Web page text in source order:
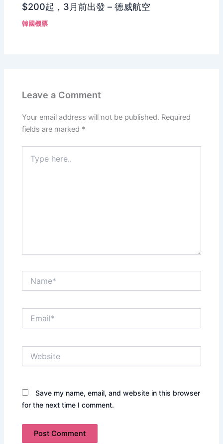
$200起，3月前出發 – 德威航空
韓國機票
Leave a Comment
Your email address will not be published. Required
fields are marked *
here..
Save my name, email, and website in this browser
for the next time I comment.